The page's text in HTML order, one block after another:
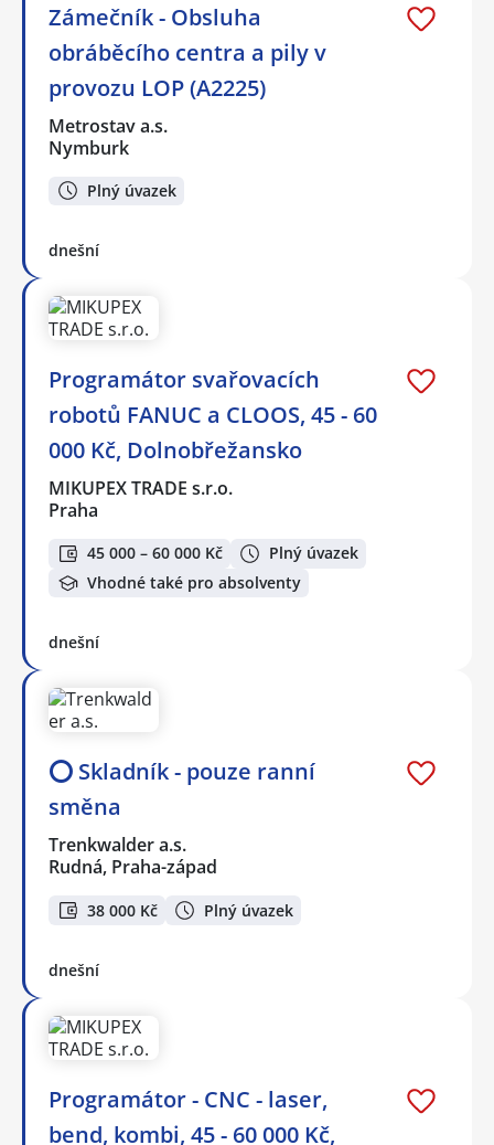
Zámečník - Obsluha
obráběcího centra a pily v
provozu LOP (A2225)
Metrostav a.s.
Nymburk
Plný úvazek
dnešní
Programátor svařovacích
robotů FANUC a CLOOS, 45 - 60
000 Kč, Dolnobřežansko
MIKUPEX TRADE s.r.o.
Praha
45 000 – 60 000 Kč
Plný úvazek
Vhodné také pro absolventy
dnešní
⭕ Skladník - pouze ranní
směna
Trenkwalder a.s.
Rudná, Praha-západ
38 000 Kč Plný úvazek
dnešní
Programátor - CNC - laser,
bend, kombi, 45 - 60 000 Kč,